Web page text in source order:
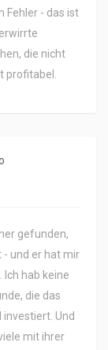
Fehler - das ist
die nicht
profitabel.
gefunden,
und er hat mir
hab keine
die das
investiert. Und
mit ihrer